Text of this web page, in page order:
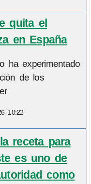
quita el
en España
ha experimentado
de los
10:22
receta para
es uno de
como